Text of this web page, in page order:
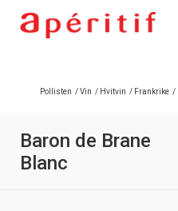
Pollisten /Vin / Hvitvin / Frankrike /
Baron de Brane
Blanc